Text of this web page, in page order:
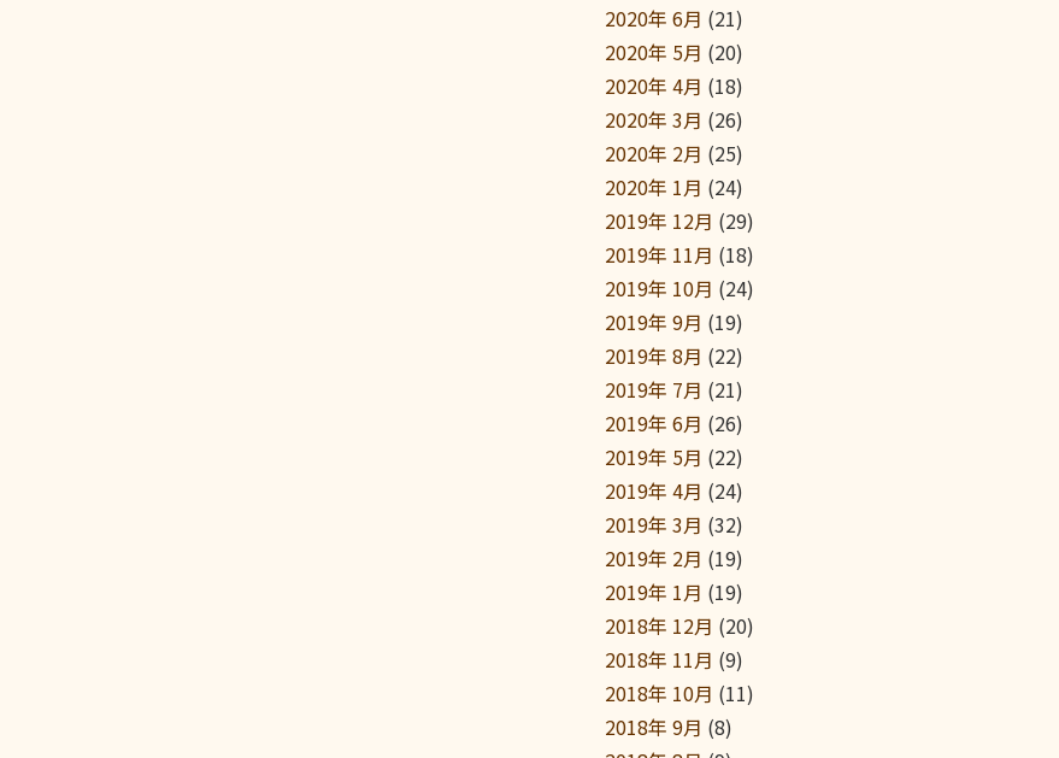
2020年 6月 (21)
2020年 5月 (20)
2020年 4月 (18)
2020年 3月 (26)
2020年 2月 (25)
2020年 1月 (24)
2019年 12月 (29)
2019年 11月 (18)
2019年 10月 (24)
2019年 9月 (19)
2019年 8月 (22)
2019年 7月 (21)
2019年 6月 (26)
2019年 5月 (22)
2019年 4月 (24)
2019年 3月 (32)
2019年 2月 (19)
2019年 1月 (19)
2018年 12月 (20)
2018年 11月 (9)
2018年 10月 (11)
2018年 9月 (8)